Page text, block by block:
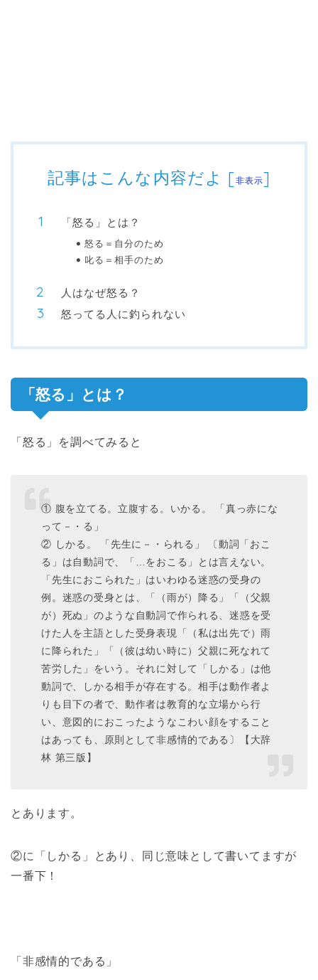
記事はこんな内容だよ [非表示]
「怒る」とは？
怒る＝自分のため
叱る＝相手のため
人はなぜ怒る？
怒ってる人に釣られない
「怒る」とは？
「怒る」を調べてみると
① 腹を立てる。立腹する。いかる。 「真っ赤にな
って－・る」
② しかる。 「先生に－・られる」 〔動詞「おこ
る」は自動詞で、「…をおこる」とは言えない。
「先生におこられた」はいわゆる迷惑の受身の
例。迷惑の受身とは、「（雨が）降る」「（父親
が）死ぬ」のような自動詞で作られる、迷惑を受
けた人を主語とした受身表現「（私は出先で）雨
に降られた」「（彼は幼い時に）父親に死なれて
苦労した」をいう。それに対して「しかる」は他
動詞で、しかる相手が存在する。相手は動作者よ
りも目下の者で、動作者は教育的な立場から行
い、意図的におこったようなこわい顔をすること
はあっても、原則として非感情的である〕【大辞
林 第三版】
とあります。
②に「しかる」とあり、同じ意味として書いてますが
一番下！
「非感情的である」